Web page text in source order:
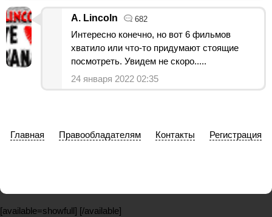
A. Lincoln 682
Интересно конечно, но вот 6 фильмов
хватило или что-то придумают стоящие
посмотреть. Увидем не скоро.....
24 января 2022 02:35
Главная Правообладателям Контакты Регистрация
[available=showfull] [/available]